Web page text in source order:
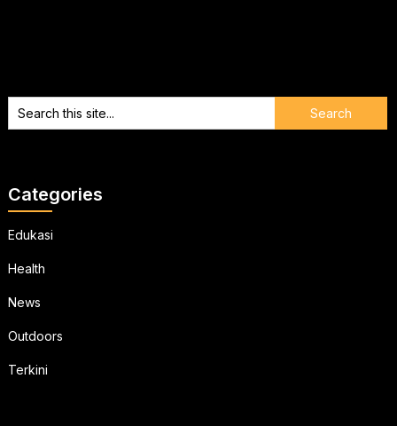
Categories
Edukasi
Health
News
Outdoors
Terkini